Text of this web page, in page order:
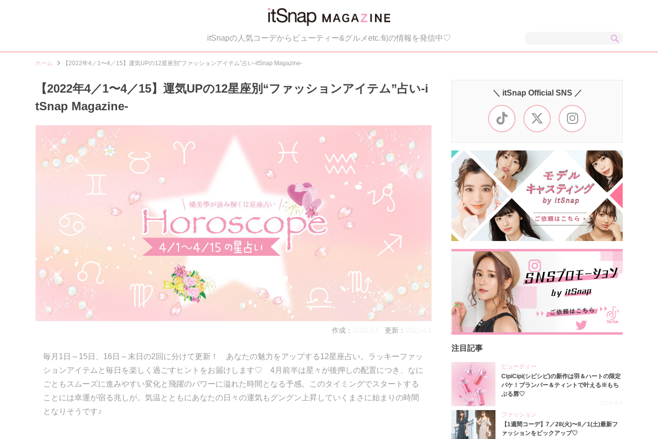
itSnapの人気コーデからビューティー&グルメetc.旬の情報を発信中♡
ホーム 【2022年4／1〜4／15】運気UPの12星座別“ファッションアイテム”占い-itSnap Magazine-
【2022年4／1〜4／15】運気UPの12星座別“ファッションアイテム”占い-i
tSnap Magazine-
作成：2022.4.1 更新：2022.4.1
毎月1日～15日、16日～末日の2回に分けて更新！ あなたの魅力をアップする12星座占い。ラッキーファッ
ションアイテムと毎日を楽しく過ごすヒントをお届けします♡ 4月前半は星々が後押しの配置につき、なに
ごともスムーズに進みやすい変化と飛躍のパワーに溢れた時間となる予感。このタイミングでスタートする
ことには幸運が宿る兆しが。気温とともにあなたの日々の運気もグングン上昇していくまさに始まりの時間
となりそうです♪
＼ itSnap Official SNS ／
注目記事
ビューティー
CipiCipi(シピシピ)の新作は羽＆ハートの限定
パケ！プランパー＆ティントで叶える※もち
ぷる唇♡
2026.8.6
ファッション
【1週間コーデ】7／28(火)〜8／1(土)最新フ
ァッションをピックアップ♡